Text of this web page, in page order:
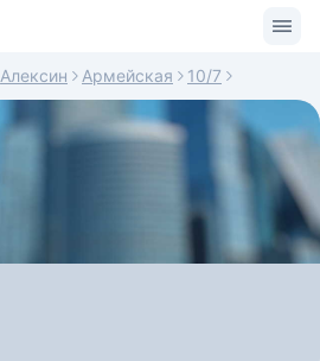
Алексин Армейская 10/7